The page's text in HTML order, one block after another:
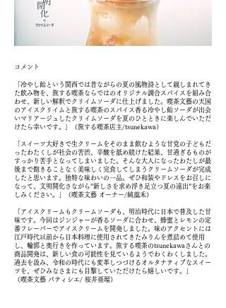
コメント
「冷やし飴という関西では昔ながらの夏の風物詩として親しまれてき
た飲み物を、旅する喫茶ならではのオリジナル調合スパイスを組み合
わせ、新しい解釈でクリイムソーダに仕上げました。喫茶文藝の天国
のアイスクリイムと旅する喫茶のスパイス香る冷やし飴ソーダが出会
いマリアージュしたクリイムソーダを夏のひとときに楽しんでいただ
けたら幸いです。」（旅する喫茶店主/tsunekawa）
「スイーツ大好きで生クリームをそのまま飲むような甘党の子どもだ
ったわたくしが社会の苦渋、辛酸を舐め続けた結果、甘過ぎるものが
すっかり苦手となってしまいました。そんな大人になったわたしが最
後まで飽きることなく美味しく完食してしまうクリームソーダが完成
したと思います。独特な味わいの一品。ぜひ和装やドレスをお召しに
なって、文明開化さながら”新しさを求め浮き足立つ夏の遠出”をお楽
しみください。」（喫茶文藝 オーナー/純靄禾）
「アイスクリームもクリームソーダも、明治時代に日本で普及した甘
味です。今回はジンジャーが香るソーダに合わせ、蜂蜜とレモンの定
番フレーバーでアイスクリームを開発しました。味のアクセントには
江戸時代以前から日本料理に使用されてきたみりんを煮詰めて使用
し、輪郭と奥行きを作っています。旅する喫茶のtsunekawaさんとの
商品開発は、新しい食の可能性を見ているようでわくわくしました。
過去を汲み、令和の時代にも変革しつづけるオルタナティブなスイー
ツを、ぜひみなさまにも目撃していただけたら嬉しいです。」
（喫茶文藝 パティシエ/ 桜井亜瑠）